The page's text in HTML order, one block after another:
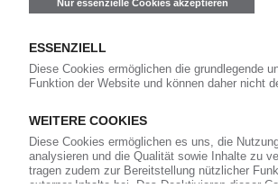
Bereits KI-Abonnent? Jetzt
Mehr zu ...